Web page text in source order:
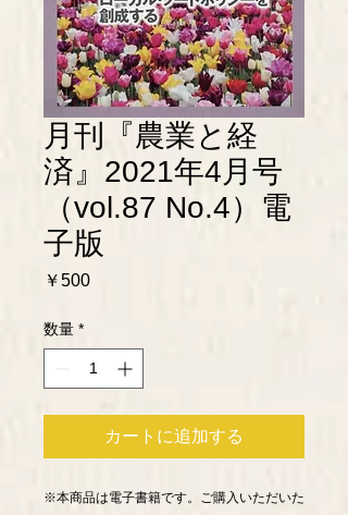
月刊『農業と経
済』2021年4月号
（vol.87 No.4）電
子版
￥500価
数量 *
カートに追加する
※本商品は電子書籍です。ご購入いただいた